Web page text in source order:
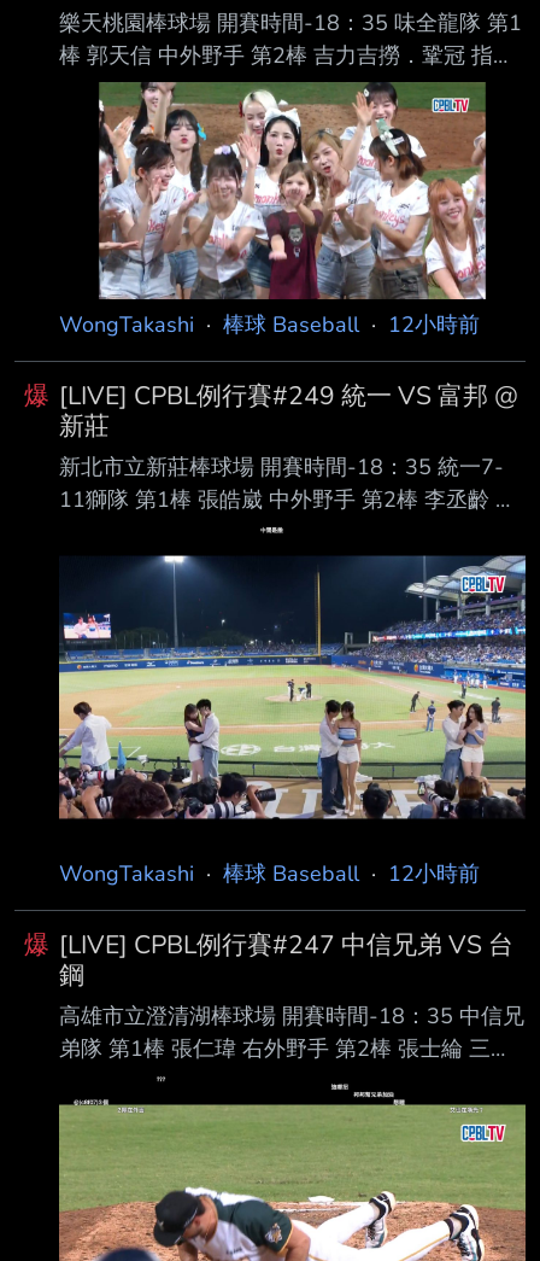
樂天桃園棒球場 開賽時間-18：35 味全龍隊 第1
棒 郭天信 中外野手 第2棒 吉力吉撈．鞏冠 指定
打擊 第3棒 朱育賢 一壘手 第4棒 劉基鴻 三壘手
第5棒 李凱威 二壘手 第6棒 張政禹 游擊手 第7棒
張祐嘉 右外野手 第8棒 蔣少宏 捕手 第9棒 陳子
豪 左外野手 先發投手 鋼龍 樂天桃猿隊 第1棒 陳
晨威 右外野手 第2棒 林政華 中外野手 第3棒
威 克 指定打擊 第4棒 林智平 一壘手 第5棒 張
趙紘 左外野手 第6棒 林子偉 二壘手 第7棒 梁家
榮 三壘手 第8棒 嚴宏鈞 捕手 第9棒
WongTakashi · 棒球 Baseball· 12小時前
爆 [LIVE] CPBL例行賽#249 統一 VS 富邦 @
新莊
新北市立新莊棒球場 開賽時間-18：35 統一7-
11獅隊 第1棒 張皓崴 中外野手 第2棒 李丞齡 右
外野手 第3棒 陳傑憲 左外野手 第4棒 陳鏞基 指
定打擊 第5棒 林子豪 一壘手 第6棒 潘傑楷 三壘
手 第7棒 陳聖平 游擊手 第8棒 張 翔 捕手 第9
棒 林泓弦 二壘手 先發投手 布雷克 富邦悍將隊
第1棒 孔念恩 中外野手 第2棒 林澤彬 二壘手 第3
棒 張育成 指定打擊 第4棒 范國宸 一壘手 第5棒
王苡丞 右外野手 第6棒 董子恩 三壘手 第7棒 戴
培峰 捕手 第8棒 高 捷 左外野手
WongTakashi · 棒球 Baseball· 12小時前
爆 [LIVE] CPBL例行賽#247 中信兄弟 VS 台
鋼
高雄市立澄清湖棒球場 開賽時間-18：35 中信兄
弟隊 第1棒 張仁瑋 右外野手 第2棒 張士綸 三壘
手 第3棒 陳俊秀 一壘手 第4棒 詹子賢 左外野手
第5棒 王威晨 指定打擊 第6棒 江坤宇 游擊手 第7
棒 岳東華 二壘手 第8棒 高宇杰 捕手 第9棒 宋晟
睿 中外野手 先發投手 勝騎士 台鋼雄鷹隊 第1棒
王博玄 右外野手 第2棒 曾子祐 游擊手 第3棒 吳
念庭 三壘手 第4棒 魔 鷹 指定打擊 第5棒 陳文